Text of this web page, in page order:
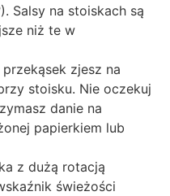
Salsy na stoiskach są
niż te w
zjesz na
stoisku. Nie oczekuj
danie na
papierkiem lub
z dużą rotacją
świeżości